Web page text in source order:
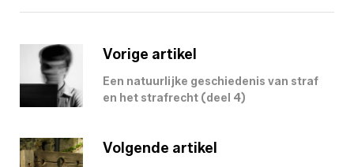
Vorige artikel
Een natuurlijke geschiedenis van straf
en het strafrecht (deel 4)
Volgende artikel